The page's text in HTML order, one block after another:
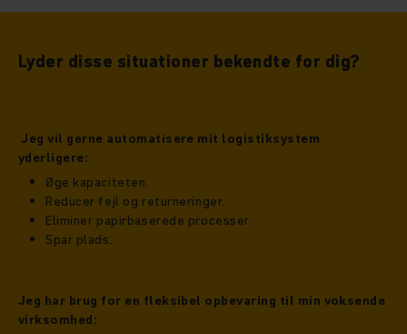
Lyder disse situationer bekendte for dig?
Jeg vil gerne automatisere mit logistiksystem
yderligere:
Øge kapaciteten.
Reducer fejl og returneringer.
Eliminer papirbaserede processer.
Spar plads.
Jeg har brug for en fleksibel opbevaring til min voksende
virksomhed: